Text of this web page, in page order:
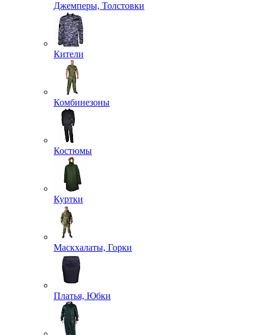
Джемперы, Толстовки
Кители
Комбинезоны
Костюмы
Куртки
Маскхалаты, Горки
Платья, Юбки